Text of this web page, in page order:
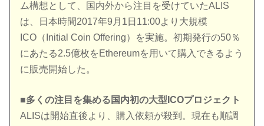
ム構想として、国内外から注目を受けていたALIS
は、日本時間2017年9月1日11:00より大規模
ICO（Initial Coin Offering）を実施。初期発行の50％
にあたる2.5億枚をEthereumを用いて購入できるよう
に販売開始した。
■多くの注目を集める国内初の大型ICOプロジェクト
ALISは開始直後より、購入依頼が殺到。現在も順調